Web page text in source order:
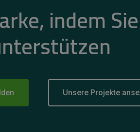
indem
Unsere Projekte